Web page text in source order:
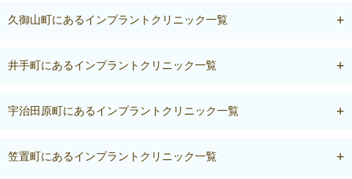
久御山町にあるインプラントクリニック一覧
井手町にあるインプラントクリニック一覧
宇治田原町にあるインプラントクリニック一覧
笠置町にあるインプラントクリニック一覧